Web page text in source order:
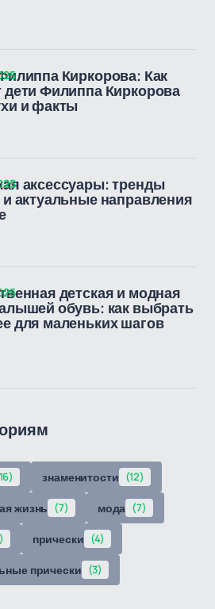
Киркорова: Как
дети Филиппа Киркорова
и факты
аксессуары: тренды
и актуальные направления
детская и модная
обувь: как выбрать
для маленьких шагов
знаменитости (12)
жизнь (7) мода (7)
прически (4)
прически (3)